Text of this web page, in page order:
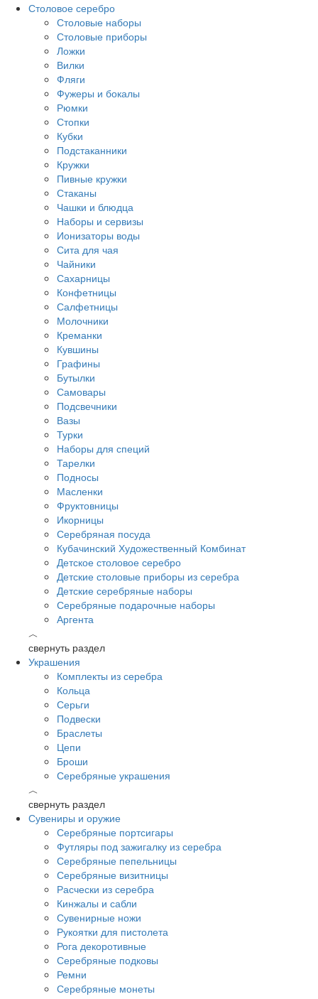
Столовое серебро
Столовые наборы
Столовые приборы
Ложки
Вилки
Фляги
Фужеры и бокалы
Рюмки
Стопки
Кубки
Подстаканники
Кружки
Пивные кружки
Стаканы
Чашки и блюдца
Наборы и сервизы
Ионизаторы воды
Сита для чая
Чайники
Сахарницы
Конфетницы
Салфетницы
Молочники
Креманки
Кувшины
Графины
Бутылки
Самовары
Подсвечники
Вазы
Турки
Наборы для специй
Тарелки
Подносы
Масленки
Фруктовницы
Икорницы
Серебряная посуда
Кубачинский Художественный Комбинат
Детское столовое серебро
Детские столовые приборы из серебра
Детские серебряные наборы
Серебряные подарочные наборы
Аргента
︿
свернуть раздел
Украшения
Комплекты из серебра
Кольца
Серьги
Подвески
Браслеты
Цепи
Броши
Серебряные украшения
︿
свернуть раздел
Сувениры и оружие
Серебряные портсигары
Футляры под зажигалку из серебра
Серебряные пепельницы
Серебряные визитницы
Расчески из серебра
Кинжалы и сабли
Сувенирные ножи
Рукоятки для пистолета
Рога декоротивные
Серебряные подковы
Ремни
Серебряные монеты